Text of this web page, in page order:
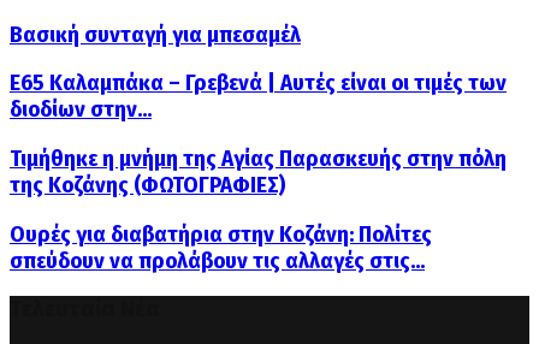
Βασική συνταγή για μπεσαμέλ
Ε65 Καλαμπάκα – Γρεβενά | Αυτές είναι οι τιμές των
διοδίων στην...
Τιμήθηκε η μνήμη της Αγίας Παρασκευής στην πόλη
της Κοζάνης (ΦΩΤΟΓΡΑΦΙΕΣ)
Ουρές για διαβατήρια στην Κοζάνη: Πολίτες
σπεύδουν να προλάβουν τις αλλαγές στις...